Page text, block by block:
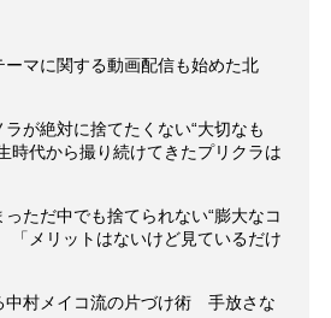
ーマに関する動画配信も始めた北
が絶対に捨てたくない“大切なも
代から撮り続けてきたプリクラは
ただ中でも捨てられない“膨大なコ
「メリットはないけど見ているだけ
中村メイコ流の片づけ術 手放さな